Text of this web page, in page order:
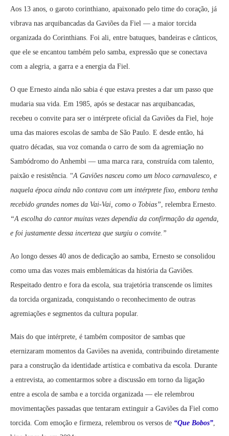
Aos 13 anos, o garoto corinthiano, apaixonado pelo time do coração, já
vibrava nas arquibancadas da Gaviões da Fiel — a maior torcida
organizada do Corinthians. Foi ali, entre batuques, bandeiras e cânticos,
que ele se encantou também pelo samba, expressão que se conectava
com a alegria, a garra e a energia da Fiel.
O que Ernesto ainda não sabia é que estava prestes a dar um passo que
mudaria sua vida. Em 1985, após se destacar nas arquibancadas,
recebeu o convite para ser o intérprete oficial da Gaviões da Fiel, hoje
uma das maiores escolas de samba de São Paulo. E desde então, há
quatro décadas, sua voz comanda o carro de som da agremiação no
Sambódromo do Anhembi — uma marca rara, construída com talento,
paixão e resistência. “A Gaviões nasceu como um bloco carnavalesco, e
naquela época ainda não contava com um intérprete fixo, embora tenha
recebido grandes nomes da Vai-Vai, como o Tobias”, relembra Ernesto.
“A escolha do cantor muitas vezes dependia da confirmação da agenda,
e foi justamente dessa incerteza que surgiu o convite.”
Ao longo desses 40 anos de dedicação ao samba, Ernesto se consolidou
como uma das vozes mais emblemáticas da história da Gaviões.
Respeitado dentro e fora da escola, sua trajetória transcende os limites
da torcida organizada, conquistando o reconhecimento de outras
agremiações e segmentos da cultura popular.
Mais do que intérprete, é também compositor de sambas que
eternizaram momentos da Gaviões na avenida, contribuindo diretamente
para a construção da identidade artística e combativa da escola. Durante
a entrevista, ao comentarmos sobre a discussão em torno da ligação
entre a escola de samba e a torcida organizada — ele relembrou
movimentações passadas que tentaram extinguir a Gaviões da Fiel como
torcida. Com emoção e firmeza, relembrou os versos de “Que Bobos”,